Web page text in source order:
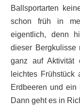
Ballsportarten
schon früh in
eigentlich, denn
dieser Bergkulisse
ganz auf Aktivität
leichtes Frühstück
Erdbeeren und ein
Dann geht es in